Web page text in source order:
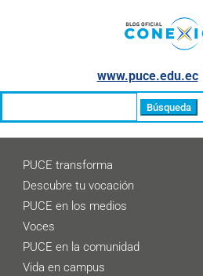
www.puce.edu.ec│
PUCE transforma
Descubre tu vocación
PUCE en los medios
Voces
PUCE en la comunidad
Vida en campus